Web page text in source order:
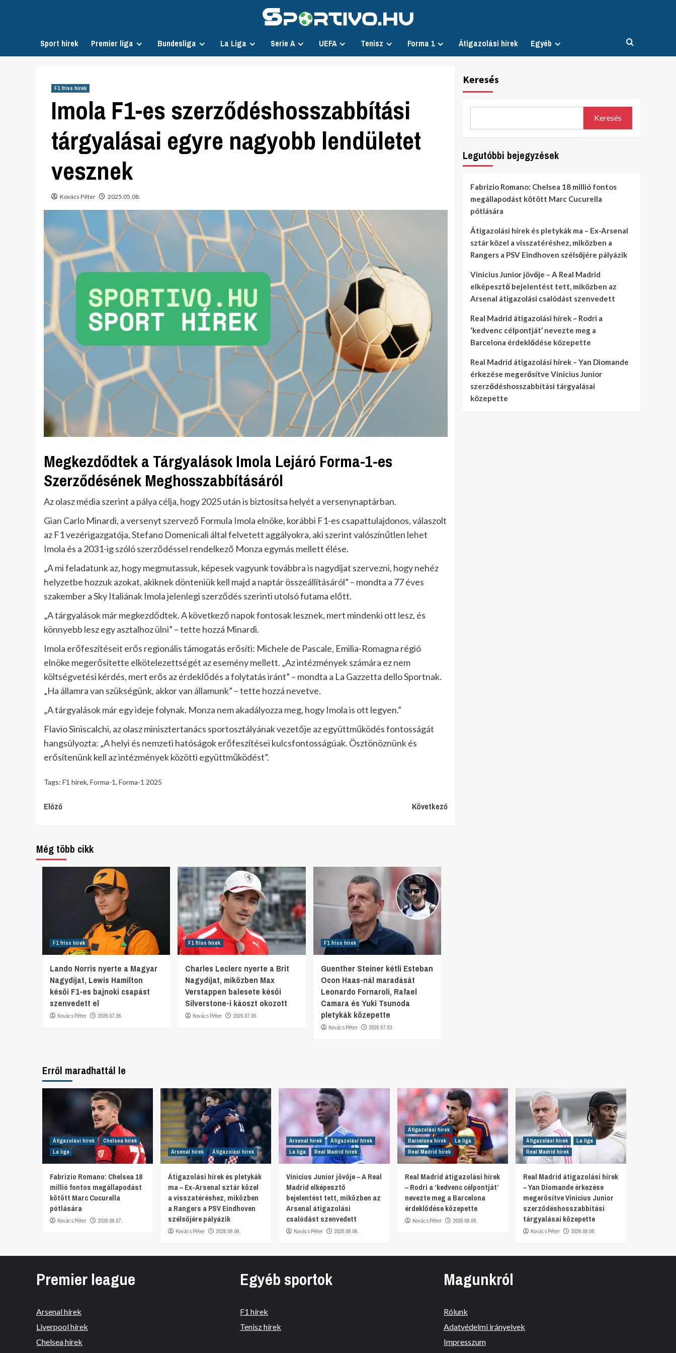
Sport hírek Premier liga Bundesliga La Liga Serie A UEFA Tenisz Forma 1 Átigazolási hírek Egyéb
F1 friss hírek
Imola F1-es szerződéshosszabbítási
tárgyalásai egyre nagyobb lendületet
vesznek
Kovács Péter 2025.05.08.
Megkezdődtek a Tárgyalások Imola Lejáró Forma-1-es
Szerződésének Meghosszabbításáról
Az olasz média szerint a pálya célja, hogy 2025 után is biztosítsa helyét a versenynaptárban.
Gian Carlo Minardi, a versenyt szervező Formula Imola elnöke, korábbi F1-es csapattulajdonos, válaszolt
az F1 vezérigazgatója, Stefano Domenicali által felvetett aggályokra, aki szerint valószínűtlen lehet
Imola és a 2031-ig szóló szerződéssel rendelkező Monza egymás mellett élése.
„A mi feladatunk az, hogy megmutassuk, képesek vagyunk továbbra is nagydíjat szervezni, hogy nehéz
helyzetbe hozzuk azokat, akiknek dönteniük kell majd a naptár összeállításáról” – mondta a 77 éves
szakember a Sky Italiának Imola jelenlegi szerződés szerinti utolsó futama előtt.
„A tárgyalások már megkezdődtek. A következő napok fontosak lesznek, mert mindenki ott lesz, és
könnyebb lesz egy asztalhoz ülni” – tette hozzá Minardi.
Imola erőfeszítéseit erős regionális támogatás erősíti: Michele de Pascale, Emilia-Romagna régió
elnöke megerősítette elkötelezettségét az esemény mellett. „Az intézmények számára ez nem
költségvetési kérdés, mert erős az érdeklődés a folytatás iránt” – mondta a La Gazzetta dello Sportnak.
„Ha államra van szükségünk, akkor van államunk” – tette hozzá nevetve.
„A tárgyalások már egy ideje folynak. Monza nem akadályozza meg, hogy Imola is ott legyen.”
Flavio Siniscalchi, az olasz minisztertanács sportosztályának vezetője az együttműködés fontosságát
hangsúlyozta: „A helyi és nemzeti hatóságok erőfeszítései kulcsfontosságúak. Ösztönöznünk és
erősítenünk kell az intézmények közötti együttműködést”.
Tags: F1 hírek, Forma-1, Forma-1 2025
Continue
Előző Következő
Még több cikk
F1 friss hírek
Lando Norris nyerte a Magyar
Nagydíjat, Lewis Hamilton
késői F1-es bajnoki csapást
szenvedett el
Kovács Péter 2026.07.26.
F1 friss hírek
Charles Leclerc nyerte a Brit
Nagydíjat, miközben Max
Verstappen balesete késői
Silverstone-i káoszt okozott
Kovács Péter 2026.07.05.
F1 friss hírek
Guenther Steiner kétli Esteban
Ocon Haas-nál maradását
Leonardo Fornaroli, Rafael
Camara és Yuki Tsunoda
pletykák közepette
Kovács Péter 2026.07.03.
Keresés
Keresés
Legutóbbi bejegyzések
Fabrizio Romano: Chelsea 18 millió fontos
megállapodást kötött Marc Cucurella
pótlására
Átigazolási hírek és pletykák ma – Ex-Arsenal
sztár közel a visszatéréshez, miközben a
Rangers a PSV Eindhoven szélsőjére pályázik
Vinicius Junior jövője – A Real Madrid
elképesztő bejelentést tett, miközben az
Arsenal átigazolási csalódást szenvedett
Real Madrid átigazolási hírek – Rodri a
‘kedvenc célpontját’ nevezte meg a
Barcelona érdeklődése közepette
Real Madrid átigazolási hírek – Yan Diomande
érkezése megerősítve Vinicius Junior
szerződéshosszabbítási tárgyalásai
közepette
Erről maradhattál le
Átigazolási hírek
Chelsea hírek
La liga
Fabrizio Romano: Chelsea 18
millió fontos megállapodást
kötött Marc Cucurella
pótlására
Kovács Péter 2026.08.07.
Arsenal hírek Átigazolási hírek
Átigazolási hírek és pletykák
ma – Ex-Arsenal sztár közel
a visszatéréshez, miközben
a Rangers a PSV Eindhoven
szélsőjére pályázik
Kovács Péter 2026.08.06.
Arsenal hírek
Átigazolási hírek
La liga
Real Madrid hírek
Vinicius Junior jövője – A Real
Madrid elképesztő
bejelentést tett, miközben az
Arsenal átigazolási
csalódást szenvedett
Kovács Péter 2026.08.06.
Átigazolási hírek
Barcelona hírek
La liga
Real Madrid hírek
Real Madrid átigazolási hírek
– Rodri a ‘kedvenc célpontját’
nevezte meg a Barcelona
érdeklődése közepette
Kovács Péter 2026.08.06.
Átigazolási hírek
La liga
Real Madrid hírek
Real Madrid átigazolási hírek
– Yan Diomande érkezése
megerősítve Vinicius Junior
szerződéshosszabbítási
tárgyalásai közepette
Kovács Péter 2026.08.06.
Premier league
Arsenal hírek
Liverpool hírek
Chelsea hírek
Egyéb sportok
F1 hírek
Tenisz hírek
Magunkról
Rólunk
Adatvédelmi irányelvek
Impresszum